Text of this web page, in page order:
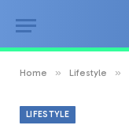
Home » Lifestyle »
LIFESTYLE